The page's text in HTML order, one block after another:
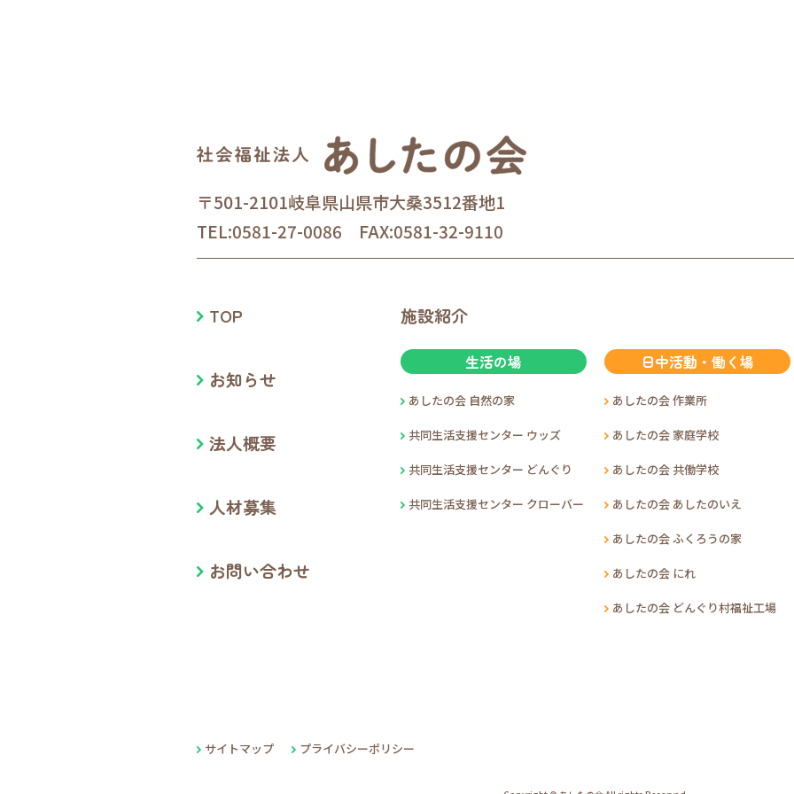
〒501-2101岐阜県山県市大桑3512番地1
TEL:0581-27-0086 FAX:0581-32-9110
TOP
お知らせ
法人概要
人材募集
お問い合わせ
施設紹介
生活の場
あしたの会 自然の家
共同生活支援センター ウッズ
共同生活支援センター どんぐり
共同生活支援センター クローバー
日中活動・働く場
あしたの会 作業所
あしたの会 家庭学校
あしたの会 共働学校
あしたの会 あしたのいえ
あしたの会 ふくろうの家
あしたの会 にれ
あしたの会 どんぐり村福祉工場
サイトマップ プライバシーポリシー